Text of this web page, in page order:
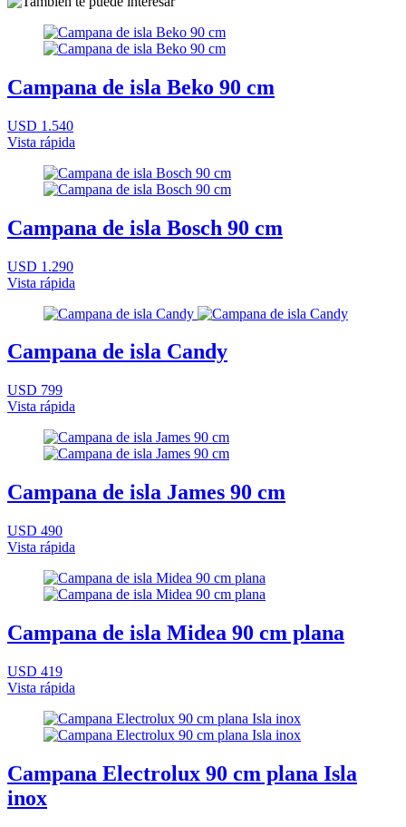
Campana de isla Beko 90 cm
USD 1.540
Vista rápida
Campana de isla Bosch 90 cm
USD 1.290
Vista rápida
Campana de isla Candy
USD 799
Vista rápida
Campana de isla James 90 cm
USD 490
Vista rápida
Campana de isla Midea 90 cm plana
USD 419
Vista rápida
Campana Electrolux 90 cm plana Isla
inox